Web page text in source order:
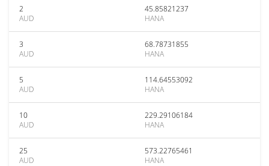
2
AUD
45.85821237
HANA
3
AUD
68.78731855
HANA
5
AUD
114.64553092
HANA
10
AUD
229.29106184
HANA
25
AUD
573.22765461
HANA